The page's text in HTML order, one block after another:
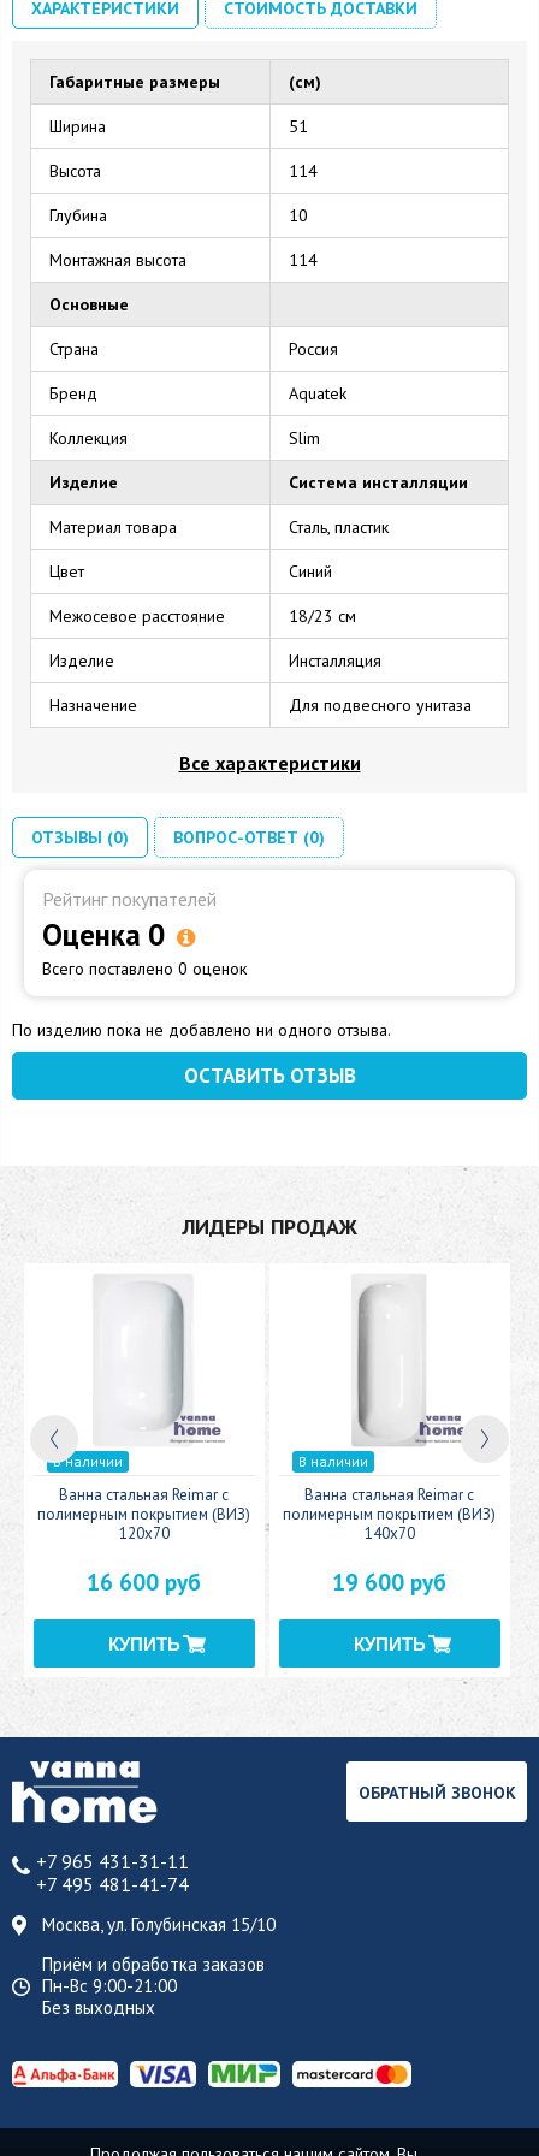
ХАРАКТЕРИСТИКИ СТОИМОСТЬ ДОСТАВКИ
Габаритные размеры (см)
Ширина 51
Высота 114
Глубина 10
Монтажная высота 114
Основные
Страна Россия
Бренд Aquatek
Коллекция Slim
Изделие Система инсталляции
Материал товара Сталь, пластик
Цвет Синий
Межосевое расстояние 18/23 см
Изделие Инсталляция
Назначение Для подвесного унитаза
Все характеристики
ОТЗЫВЫ (0) ВОПРОС-ОТВЕТ (0)
Рейтинг покупателей
Оценка 0
Всего поставлено 0 оценок
По изделию пока не добавлено ни одного отзыва.
ОСТАВИТЬ ОТЗЫВ
ЛИДЕРЫ ПРОДАЖ
В наличии
Ванна стальная Reimar с
полимерным покрытием (ВИЗ)
120x70
16 600 руб
В наличии
Ванна стальная Reimar с
полимерным покрытием (ВИЗ)
140x70
19 600 руб
+7 965 431-31-11
+7 495 481-41-74
Москва, ул. Голубинская 15/10
Приём и обработка заказов
Пн-Вс 9:00-21:00
Без выходных
ОБРАТНЫЙ ЗВОНОК